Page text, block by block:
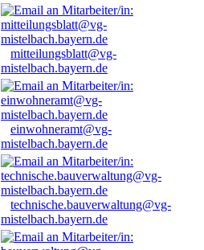
mitteilungsblatt@vg-
mistelbach.bayern.de
einwohneramt@vg-
mistelbach.bayern.de
technische.bauverwaltung@vg-
mistelbach.bayern.de